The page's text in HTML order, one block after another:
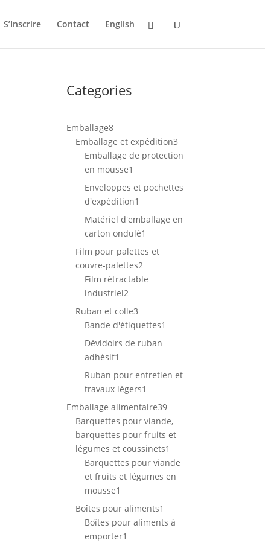
S’Inscrire Contact English
Categories
Emballage88
produits
Emballage et expédition3
produits
Emballage de protection
en mousse1
produit
Enveloppes et pochettes
d'expédition1
produit
Matériel d'emballage en
carton ondulé1
produit
Film pour palettes et
couvre-palettes2
produits
Film rétractable
industriel2
produits
Ruban et colle3
produits
Bande d'étiquettes1
Dévidoirs de ruban
adhésif1
produit
Ruban pour entretien et
travaux légers1
produit
Emballage alimentaire3939
produits
Barquettes pour viande,
barquettes pour fruits et
légumes et coussinets1
produit
Barquettes pour viande
et fruits et légumes en
mousse1
produit
Boîtes pour aliments1
produit
Boîtes pour aliments à
emporter1